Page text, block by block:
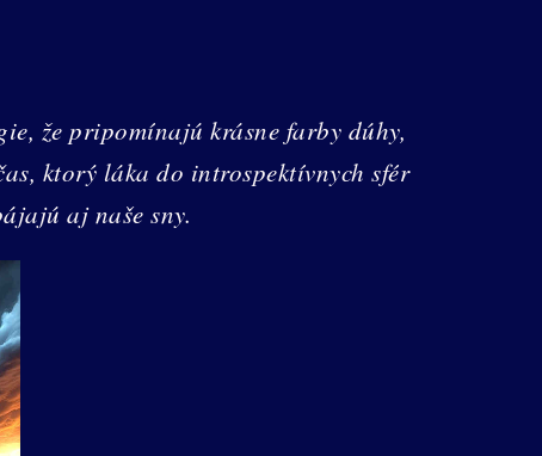
že pripomínajú krásne farby dúhy,
ktorý láka do introspektívnych sfér
aj naše sny.